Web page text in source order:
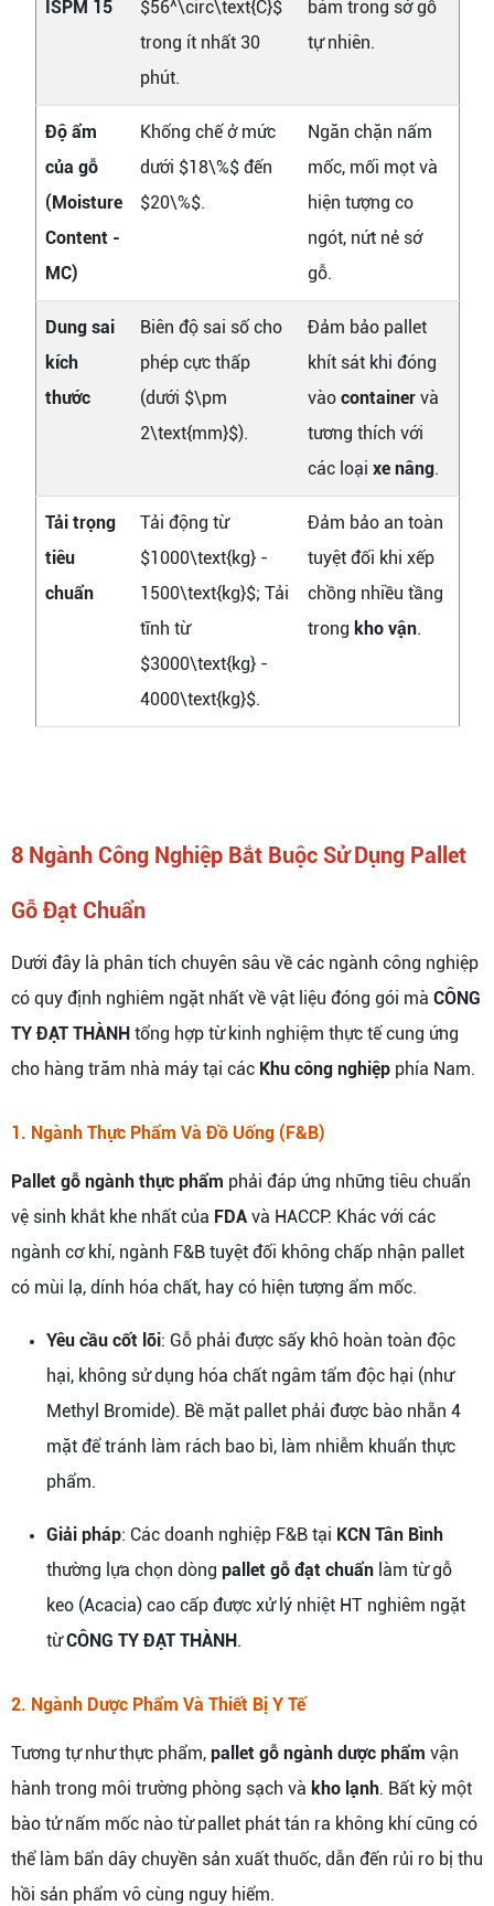
ISPM 15
$56^\circ\text{C}$
trong ít nhất 30
phút.
bám trong sớ gỗ
tự nhiên.
Độ ẩm
của gỗ
(Moisture
Content -
MC)
Khống chế ở mức
dưới $18\%$ đến
$20\%$.
Ngăn chặn nấm
mốc, mối mọt và
hiện tượng co
ngót, nứt nẻ sớ
gỗ.
Dung sai
kích
thước
Biên độ sai số cho
phép cực thấp
(dưới $\pm
2\text{mm}$).
Đảm bảo pallet
khít sát khi đóng
vào containervà
tương thích với
các loại xe nâng.
Tải trọng
tiêu
chuẩn
Tải động từ
$1000\text{kg} -
1500\text{kg}$; Tải
tĩnh từ
$3000\text{kg} -
4000\text{kg}$.
Đảm bảo an toàn
tuyệt đối khi xếp
chồng nhiều tầng
trong kho vận.
8 Ngành Công Nghiệp Bắt Buộc Sử Dụng Pallet
Gỗ Đạt Chuẩn
Dưới đây là phân tích chuyên sâu về các ngành công nghiệp
có quy định nghiêm ngặt nhất về vật liệu đóng gói mà CÔNG
TY ĐẠT THÀNH tổng hợp từ kinh nghiệm thực tế cung ứng
cho hàng trăm nhà máy tại các Khu công nghiệp phía Nam.
1. Ngành Thực Phẩm Và Đồ Uống (F&B)
Pallet gỗ ngành thực phẩm phải đáp ứng những tiêu chuẩn
vệ sinh khắt khe nhất của FDA và HACCP. Khác với các
ngành cơ khí, ngành F&B tuyệt đối không chấp nhận pallet
có mùi lạ, dính hóa chất, hay có hiện tượng ẩm mốc.
Yêu cầu cốt lõi: Gỗ phải được sấy khô hoàn toàn độc
hại, không sử dụng hóa chất ngâm tẩm độc hại (như
Methyl Bromide). Bề mặt pallet phải được bào nhẵn 4
mặt để tránh làm rách bao bì, làm nhiễm khuẩn thực
phẩm.
Giải pháp: Các doanh nghiệp F&B tại KCN Tân Bình
thường lựa chọn dòng pallet gỗ đạt chuẩn làm từ gỗ
keo (Acacia) cao cấp được xử lý nhiệt HT nghiêm ngặt
từCÔNG TY ĐẠT THÀNH.
2. Ngành Dược Phẩm Và Thiết Bị Y Tế
Tương tự như thực phẩm, pallet gỗ ngành dược phẩm vận
hành trong môi trường phòng sạch và kho lạnh. Bất kỳ một
bào tử nấm mốc nào từ pallet phát tán ra không khí cũng có
thể làm bẩn dây chuyền sản xuất thuốc, dẫn đến rủi ro bị thu
hồi sản phẩm vô cùng nguy hiểm.